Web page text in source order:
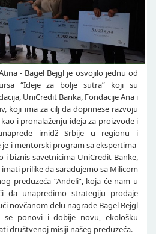
- Bagel Bejgl je osvojilo jednu od
“Ideje za bolje sutra” koji su
UniCredit Banka, Fondacije Ana i
koji ima za cilj da doprinese razvoju
i pronalaženju ideja za proizvode i
imidž Srbije u regionu i
i mentorski program sa ekspertima
i biznis savetnicima UniCredit Banke,
prilike da sarađujemo sa Milicom
preduzeća “Anđeli”, koja će nam u
da unapredimo strategiju prodaje
novčanom delu nagrade Bagel Bejgl
ponovi i dobije novu, ekološku
društvenoj misiji našeg preduzeća.